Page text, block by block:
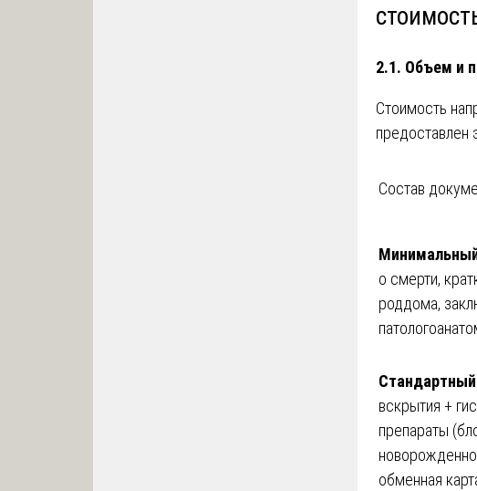
2.1. Объем и
Стоимость
предоставлен
Состав
о смерти,
роддома,
вскрытия +
препараты
обменная